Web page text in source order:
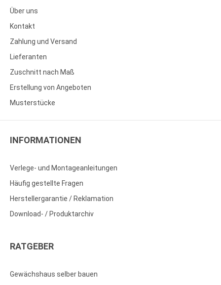
Über uns
Kontakt
Zahlung und Versand
Lieferanten
Zuschnitt nach Maß
Erstellung von Angeboten
Musterstücke
INFORMATIONEN
Verlege- und Montageanleitungen
Häufig gestellte Fragen
Herstellergarantie / Reklamation
Download- / Produktarchiv
RATGEBER
Gewächshaus selber bauen